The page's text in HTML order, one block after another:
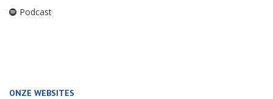
Podcast
ONZE WEBSITES